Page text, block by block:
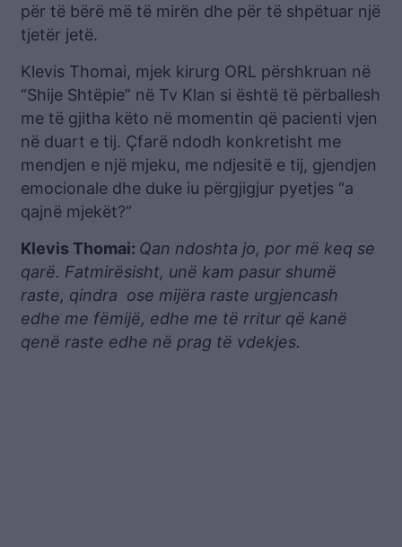
për të bërë më të mirën dhe për të shpëtuar një
tjetër jetë.
Klevis Thomai, mjek kirurg ORL përshkruan në
“Shije Shtëpie” në Tv Klan si është të përballesh
me të gjitha këto në momentin që pacienti vjen
në duart e tij. Çfarë ndodh konkretisht me
mendjen e një mjeku, me ndjesitë e tij, gjendjen
emocionale dhe duke iu përgjigjur pyetjes “a
qajnë mjekët?”
Klevis Thomai: Qan ndoshta jo, por më keq se
qarë. Fatmirësisht, unë kam pasur shumë
raste, qindra ose mijëra raste urgjencash
edhe me fëmijë, edhe me të rritur që kanë
qenë raste edhe në prag të vdekjes.